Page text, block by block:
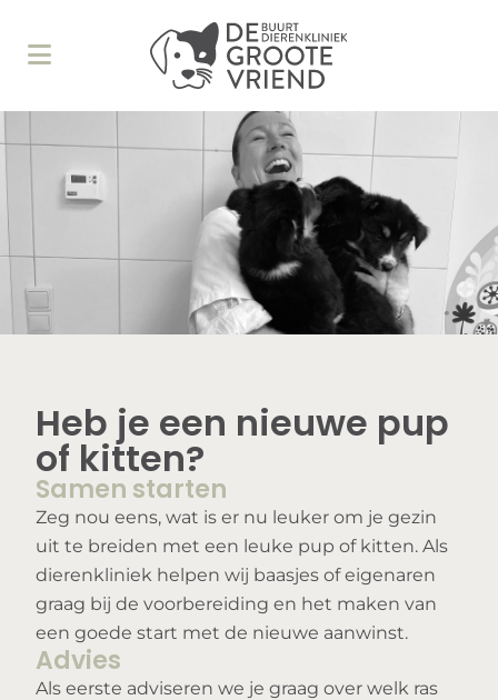
Heb je een nieuwe pup
of kitten?
Samen starten
Zeg nou eens, wat is er nu leuker om je gezin
uit te breiden met een leuke pup of kitten. Als
dierenkliniek helpen wij baasjes of eigenaren
graag bij de voorbereiding en het maken van
een goede start met de nieuwe aanwinst.
Advies
Als eerste adviseren we je graag over welk ras